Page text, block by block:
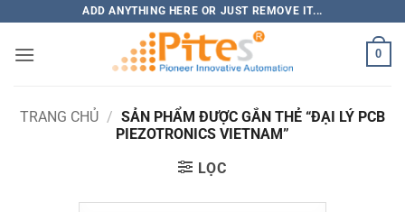
nội
ADD ANYTHING HERE OR JUST REMOVE IT...
0
TRANG CHỦ / SẢN PHẨM ĐƯỢC GẮN THẺ “ĐẠI LÝ PCB
PIEZOTRONICS VIETNAM”
LỌC